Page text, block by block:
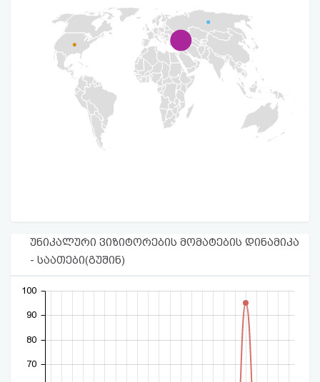
უნიკალური ვიზიტორების მომატების დინამიკა
- საათები(გუშინ)
70
80
90
100